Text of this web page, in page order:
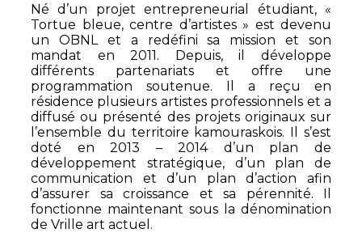
Né d’un projet entrepreneurial étudiant, «
Tortue bleue, centre d’artistes » est devenu
un OBNL et a redéfini sa mission et son
mandat en 2011. Depuis, il développe
différents partenariats et offre une
programmation soutenue. Il a reçu en
résidence plusieurs artistes professionnels et a
diffusé ou présenté des projets originaux sur
l’ensemble du territoire kamouraskois. Il s’est
doté en 2013 – 2014 d’un plan de
développement stratégique, d’un plan de
communication et d’un plan d’action afin
d’assurer sa croissance et sa pérennité. Il
fonctionne maintenant sous la dénomination
de Vrille art actuel.